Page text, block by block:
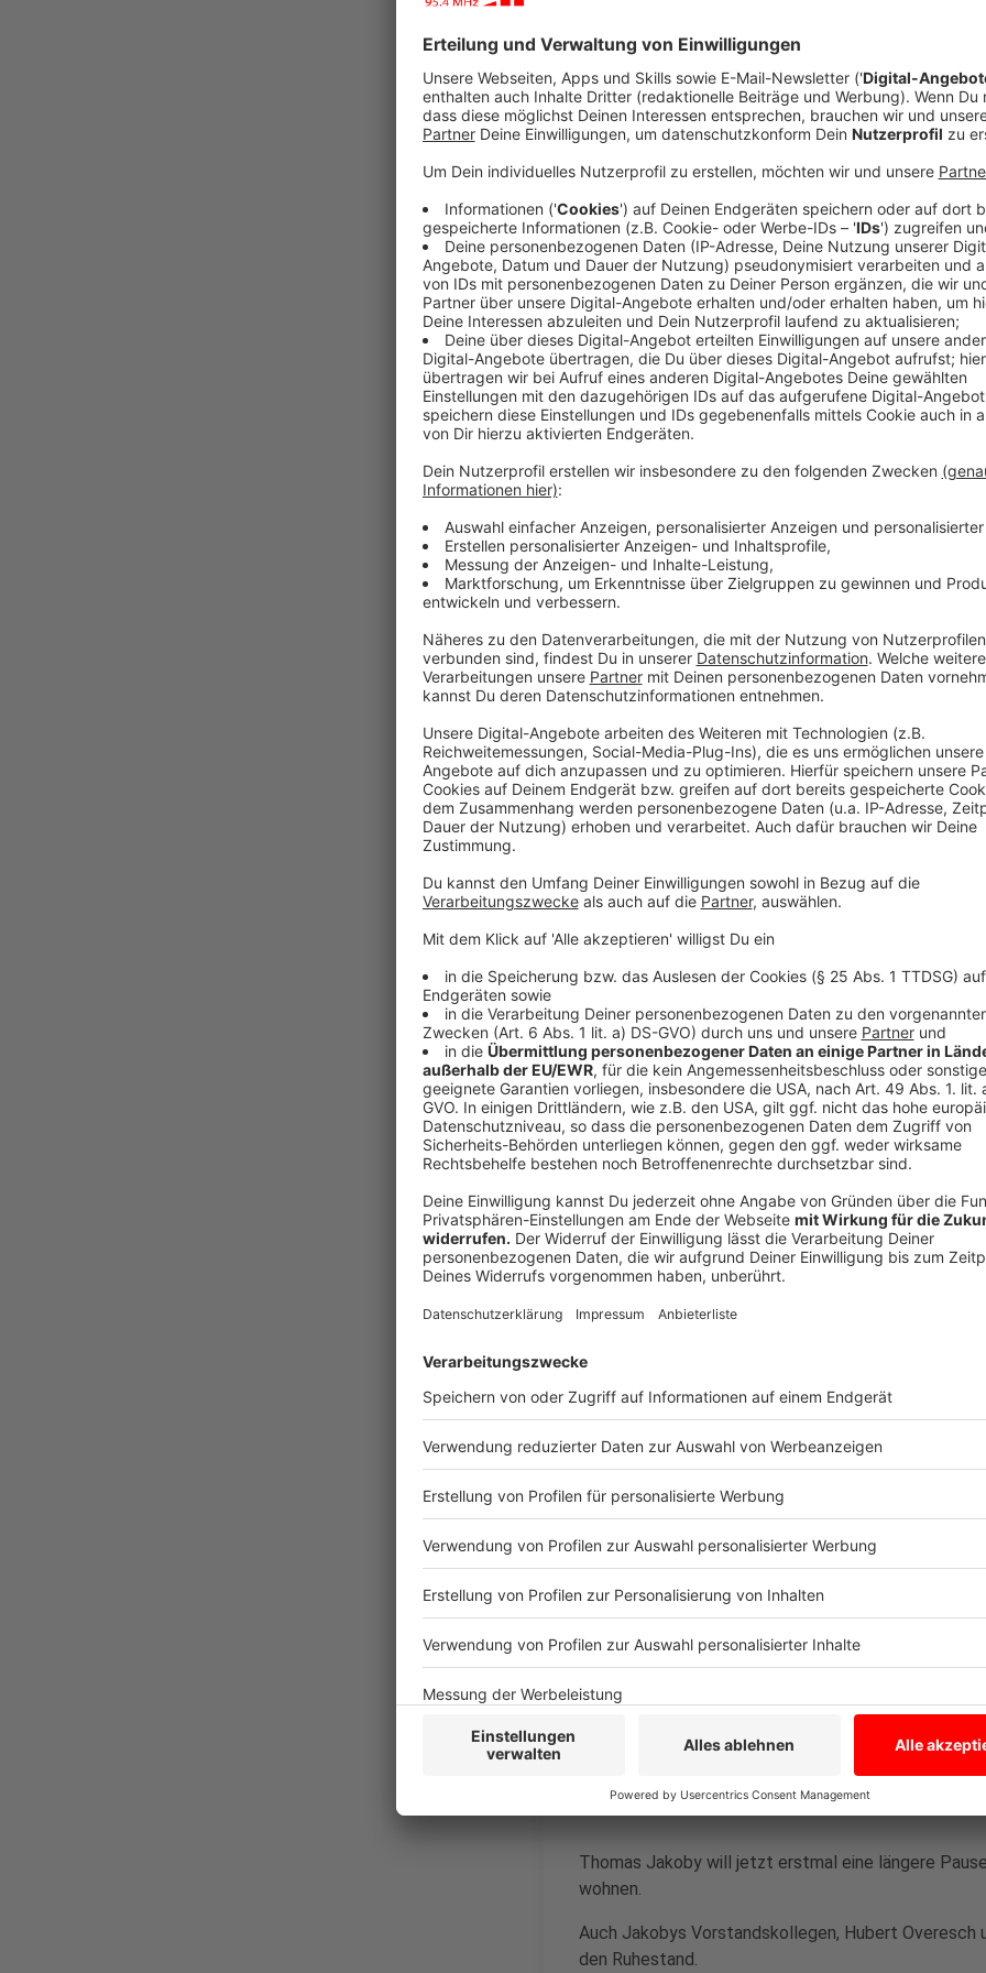
Baustart könnte im Herbst sein. Das rund 40
werden. Die Volksbank im Münsterland plant mit
66") eine millionenschwere Investition in der
Durchgangspassage von der Altstadt zum Theater
Restaurants und Büros entstehen. Volksbank-
Wir haben uns schon vor einigen Jahren die
Zukunftsstandort für eine große Volksbank im
Anzeige
Das Projekt N 66 kann
Anzeige
Während der circa zweijährigen Bauzeit steht die
nicht zur Verfügung.
Anzeige
Übergangslösung für die Umbauzeit
Anzeige
Die Volksbank will aber schon im September in
Ausweichquartier eröffnen. Dort soll es auch den
aus der alten Hauptstelle wird in die Filiale Hammer
Anzeige
Thomas Jakoby geht in den Ruhestand
Anzeige
Thomas Jakoby hat die Pläne für den Umbau
zwei Jahren wird aber sein Nachfolger im Vorstand
Anzeige
Übergabe auch beim Neubauprojekt N 66: Der
Anzeige
Jakoby geht Ende des Monats, zum ersten Juli
Spitze der Volksbank blickt er zurück auf eine
Anzeige
Volksbank-Vorstand Thomas
12 spannende Jahre als
Thomas Jakoby will jetzt erstmal eine längere
wohnen.
Auch Jakobys Vorstandskollegen, Hubert Overesch
den Ruhestand.